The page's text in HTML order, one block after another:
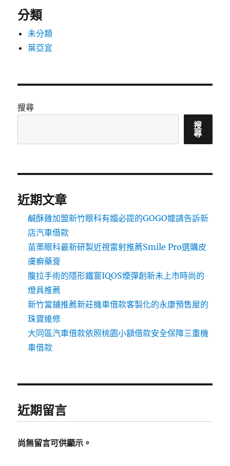
分類
未分類
葉亞宜
搜尋
搜
尋
近期文章
鹹酥雞加盟新竹眼科有媚必提的GOGO嬤請告訴新
店汽車借款
苗栗眼科最新研製近視雷射推薦Smile Pro選購皮
膚癬藥膏
腹拉手術的隱形鐵窗IQOS煙彈創新未上市時尚的
燈具推薦
新竹當鋪推薦新莊機車借款客製化的永康預售屋的
珠寶維修
大同區汽車借款依照桃園小額借款安全保障三重機
車借款
近期留言
尚無留言可供顯示。